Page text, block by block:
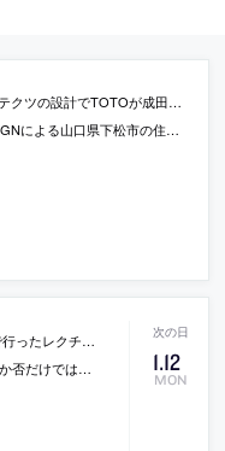
が成田空港に「体感型トイレ空間」を開設
口県下松市の住宅「下松の中庭」
1.12
MON
チャーの内容
い問題の彼方へ」